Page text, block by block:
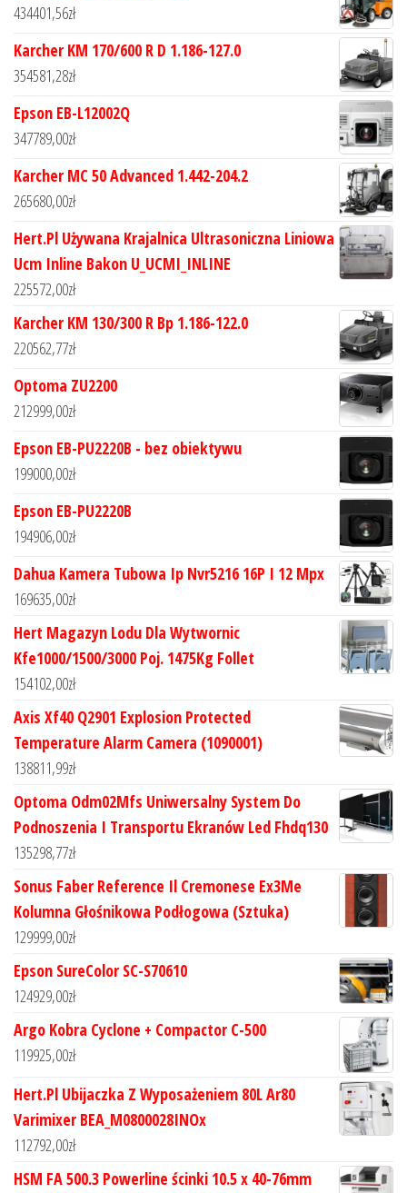
434401,56zł
Karcher KM 170/600 R D 1.186-127.0
354581,28zł
Epson EB-L12002Q
347789,00zł
Karcher MC 50 Advanced 1.442-204.2
265680,00zł
Hert.Pl Używana Krajalnica Ultrasoniczna Liniowa
Ucm Inline Bakon U_UCMI_INLINE
225572,00zł
Karcher KM 130/300 R Bp 1.186-122.0
220562,77zł
Optoma ZU2200
212999,00zł
Epson EB-PU2220B - bez obiektywu
199000,00zł
Epson EB-PU2220B
194906,00zł
Dahua Kamera Tubowa Ip Nvr5216 16P I 12 Mpx
169635,00zł
Hert Magazyn Lodu Dla Wytwornic
Kfe1000/1500/3000 Poj. 1475Kg Follet
154102,00zł
Axis Xf40 Q2901 Explosion Protected
Temperature Alarm Camera (1090001)
138811,99zł
Optoma Odm02Mfs Uniwersalny System Do
Podnoszenia I Transportu Ekranów Led Fhdq130
135298,77zł
Sonus Faber Reference Il Cremonese Ex3Me
Kolumna Głośnikowa Podłogowa (Sztuka)
129999,00zł
Epson SureColor SC-S70610
124929,00zł
Argo Kobra Cyclone + Compactor C-500
119925,00zł
Hert.Pl Ubijaczka Z Wyposażeniem 80L Ar80
Varimixer BEA_M0800028INOx
112792,00zł
HSM FA 500.3 Powerline ścinki 10.5 x 40-76mm